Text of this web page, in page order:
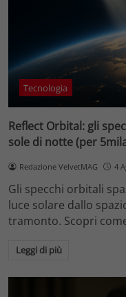
Tecnologia
Reflect Orbital: gli
sole di notte (per
Redazione VelvetMAG 4
Gli specchi orbitali
luce solare dallo
tramonto. Scopri
Leggi di più